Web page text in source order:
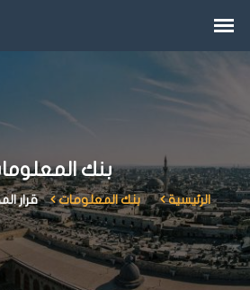
بنك
الرئيسية بنك المعلومات قرار